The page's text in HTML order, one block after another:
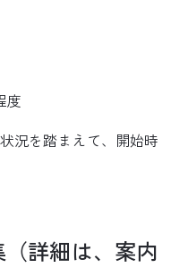
度
況を踏まえて、開始時
詳細は、案内